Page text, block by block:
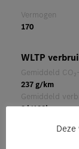
Vermogen
170
WLTP
Gemiddeld
237 g/km
Gemiddeld
9 l/100km
Deze